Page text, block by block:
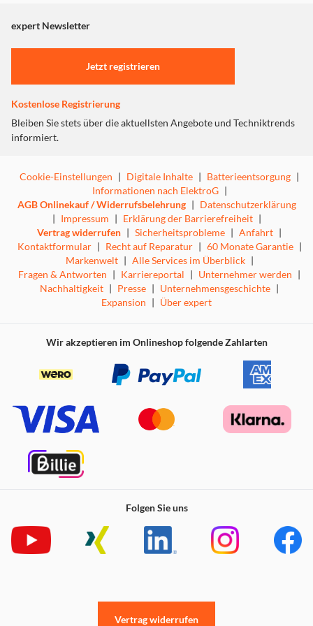
"Marketing".
Einstellungen anpassen
expert Newsletter
Jetzt registrieren
Kostenlose Registrierung
Bleiben Sie stets über die aktuellsten Angebote und Techniktrends
informiert.
Cookie-Einstellungen | Digitale Inhalte | Batterieentsorgung |
Informationen nach ElektroG |
AGB Onlinekauf / Widerrufsbelehrung | Datenschutzerklärung
| Impressum | Erklärung der Barrierefreiheit |
Vertrag widerrufen | Sicherheitsprobleme | Anfahrt |
Kontaktformular | Recht auf Reparatur | 60 Monate Garantie |
Markenwelt | Alle Services im Überblick |
Fragen & Antworten | Karriereportal | Unternehmer werden |
Nachhaltigkeit | Presse | Unternehmensgeschichte |
Expansion | Über expert
Wir akzeptieren im Onlineshop folgende Zahlarten
Folgen Sie uns
Vertrag widerrufen